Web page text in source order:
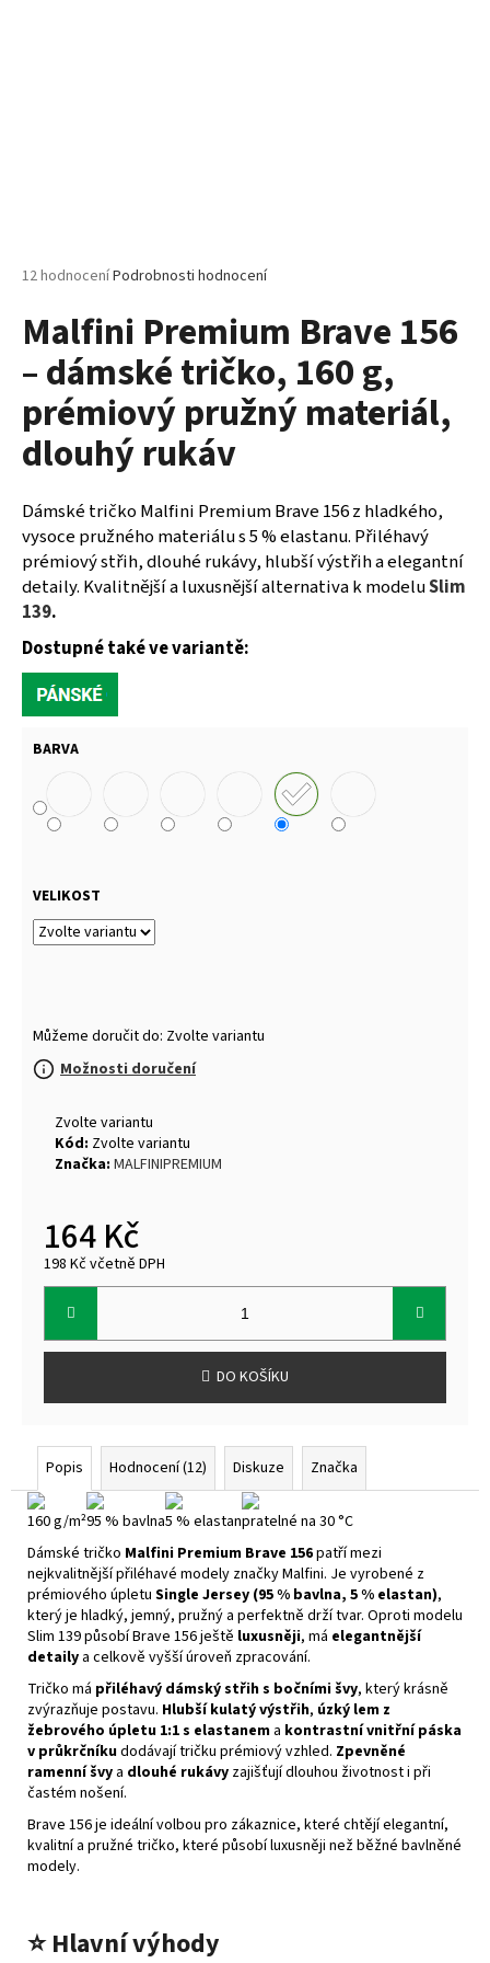
Průměrné
produktu
je
z
hvězdiček.
12 hodnoceníPodrobnosti hodnocení
Malfini Premium Brave 156
– dámské tričko, 160 g,
prémiový pružný materiál,
dlouhý rukáv
Dámské tričko Malfini Premium Brave 156 z hladkého,
vysoce pružného materiálu s 5 % elastanu. Přiléhavý
prémiový střih, dlouhé rukávy, hlubší výstřih a elegantní
detaily. Kvalitnější a luxusnější alternativa k modeluSlim
139.
Dostupné také ve variantě:
BARVA
VELIKOST
Můžeme doručit do: Zvolte variantu
Možnosti doručení
Zvolte variantu
Kód: Zvolte variantu
Značka: MALFINIPREMIUM
164 Kč
198 Kč včetně DPH
Měrná
cena:
DO KOŠÍKU
Popis Hodnocení (12) Diskuze Značka
160 g/m²95 % bavlna5 % elastanpratelné na 30 °C
Dámské tričko Malfini Premium Brave 156patří mezi
nejkvalitnější přiléhavé modely značky Malfini. Je vyrobené z
prémiového úpletu Single Jersey (95 % bavlna, 5 % elastan),
který je hladký, jemný, pružný a perfektně drží tvar. Oproti modelu
Slim 139 působí Brave 156 ještě luxusněji, má elegantnější
detaily a celkově vyšší úroveň zpracování.
Tričko má přiléhavý dámský střih s bočními švy, který krásně
zvýrazňuje postavu. Hlubší kulatý výstřih, úzký lem z
žebrového úpletu 1:1 s elastanem a kontrastní vnitřní páska
v průkrčníkudodávají tričku prémiový vzhled. Zpevněné
ramenní švy a dlouhé rukávy zajišťují dlouhou životnost i při
častém nošení.
Brave 156 je ideální volbou pro zákaznice, které chtějí elegantní,
kvalitní a pružné tričko, které působí luxusněji než běžné bavlněné
modely.
⭐Hlavní výhody
TRIČKO/
VOLNÝ
STŘIH,
G
140
Kč